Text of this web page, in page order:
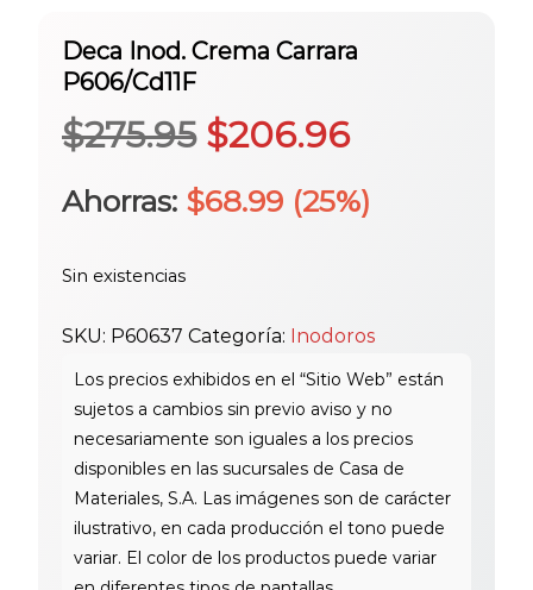
Deca Inod. Crema Carrara
P606/Cd11F
$275.95 El
precio
era:
$275.95.
$206.96El
precio
es:
$206.96.
Ahorras: $68.99 (25%)
Sin existencias
SKU: P60637 Categoría: Inodoros